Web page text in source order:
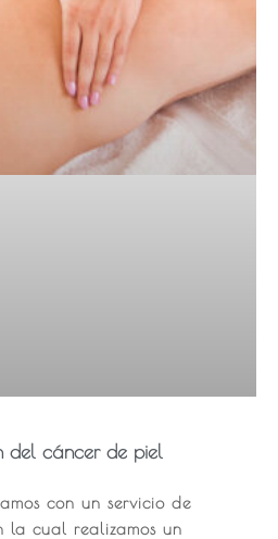
del cáncer de piel
con un servicio de
la cual realizamos un